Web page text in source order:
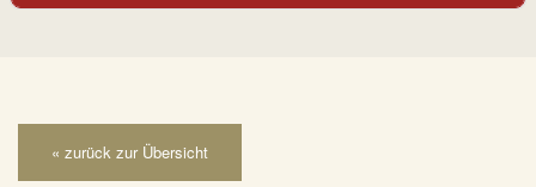
« zurück zur Übersicht